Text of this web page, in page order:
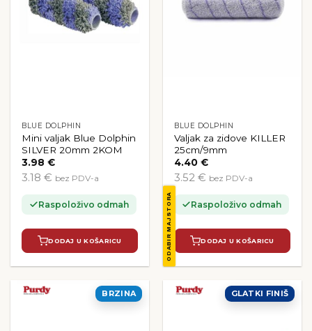
BLUE DOLPHIN
Mini valjak Blue Dolphin
SILVER 20mm 2KOM
3.98€
3.18 € bez PDV-a
Raspoloživo odmah
DODAJ U KOŠARICU ODABIR MAJSTORA
BLUE DOLPHIN
Valjak za zidove KILLER
25cm/9mm
4.40€
3.52 € bez PDV-a
Raspoloživo odmah
DODAJ U KOŠARICU
BRZINA GLATKI FINIŠ